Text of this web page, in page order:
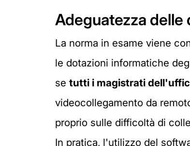
Adeguatezza
La norma in esame viene
le dotazioni informatiche
se tutti i magistrati
videocollegamento da
proprio sulle difficoltà di
In pratica, l'utilizzo del